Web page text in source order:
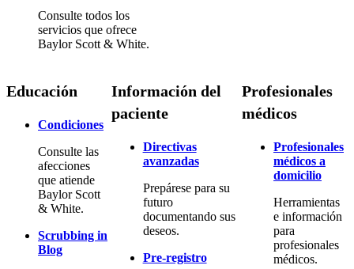
Consulte todos los
servicios que ofrece
Baylor Scott & White.
Educación
Condiciones
Consulte las
afecciones
que atiende
Baylor Scott
& White.
Scrubbing in
Blog
Información del
paciente
Directivas
avanzadas
Prepárese para su
futuro
documentando sus
deseos.
Pre-registro
Profesionales
médicos
Profesionales
médicos a
domicilio
Herramientas
e información
para
profesionales
médicos.